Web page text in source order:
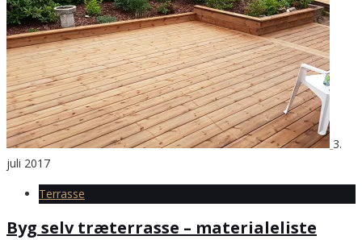
3.
juli 2017
Terrasse
Byg selv træterrasse – materialeliste